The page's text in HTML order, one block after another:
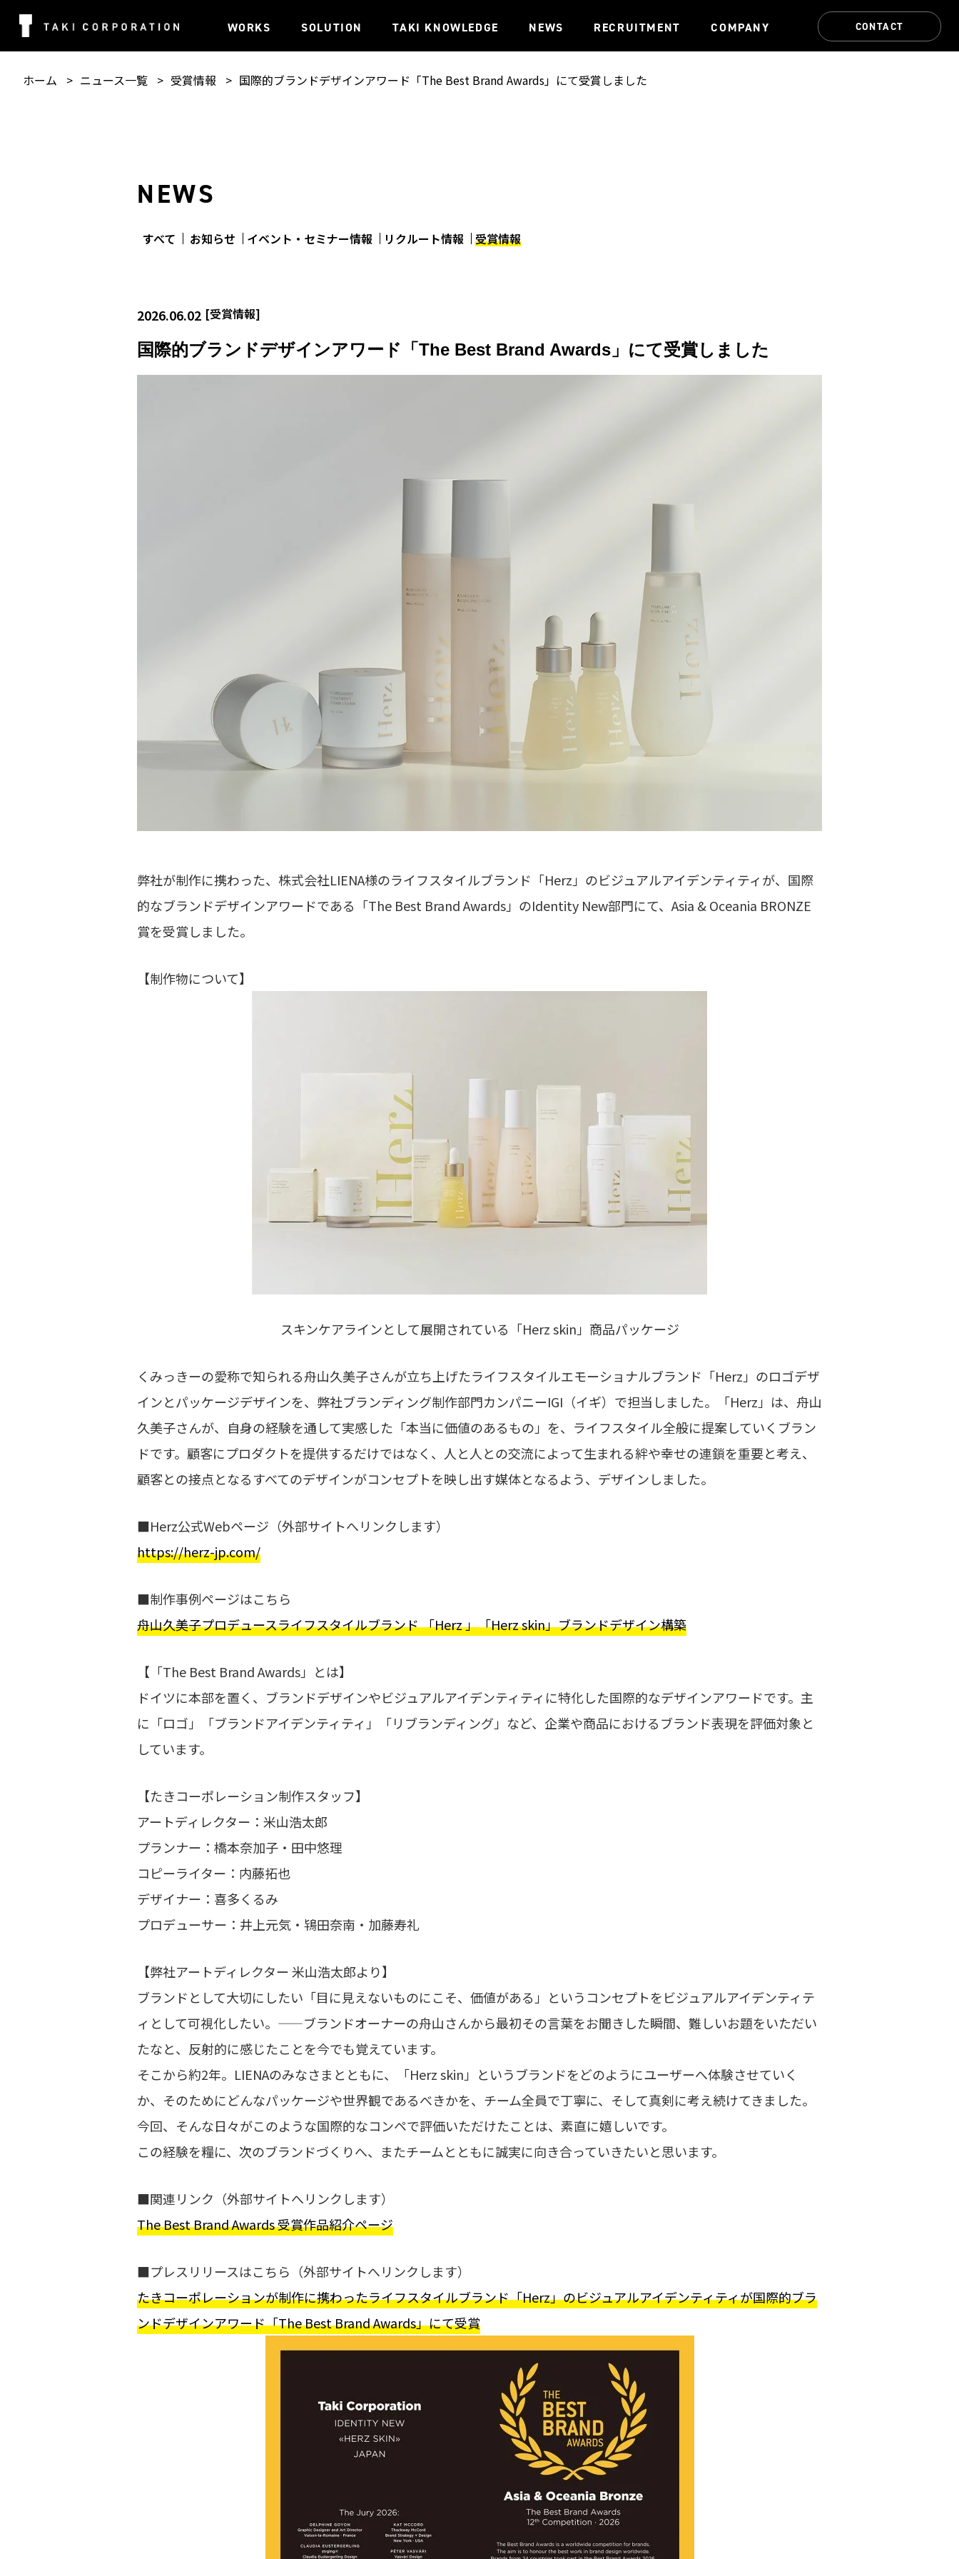
WORKS SOLUTION TAKI KNOWLEDGE NEWS RECRUITMENT COMPANY CONTACT
ホーム ニュース一覧 受賞情報 国際的ブランドデザインアワード「The Best Brand Awards」にて受賞しました
NEWS
すべて お知らせ イベント・セミナー情報 リクルート情報 受賞情報
2026.06.02 [受賞情報]
国際的ブランドデザインアワード「The Best Brand Awards」にて受賞しました
弊社が制作に携わった、株式会社LIENA様のライフスタイルブランド「Herz」のビジュアルアイデンティティが、国際
的なブランドデザインアワードである「The Best Brand Awards」のIdentity New部門にて、Asia & Oceania BRONZE
賞を受賞しました。
【制作物について】
スキンケアラインとして展開されている「Herz skin」商品パッケージ
く​みっきーの​愛称で​知られる​舟山久美子さんが​立ち上げた​ライフスタイルエモーショナルブランド​「Herz」の​ロゴデザ
インと​パッケージデザインを、弊社ブランディング制作部門カンパニー​IGI（イギ）で​担当しました。​「Herz」は、​舟山
久美子さんが、​自身の​経験を​通して​実感した​「本当に​価値の​ある​もの」を、​ライフスタイル全般に​提案していく​ブラン
ドです。​顧客に​プロダクトを​提供するだけではなく、​人と​人との​交流に​よって​生まれる​絆や​幸せの​連鎖を​重要と​考え、​
顧客との​接点と​なる​すべての​デザインが​コンセプトを​映し出す媒体と​なるよう、​デザインしました。
■Herz公式Webページ（外部サイトへリンクします）
https://herz-jp.com/
■制作事例ページはこちら
舟山久美子プロデュースライフスタイルブランド 「Herz 」「Herz skin」ブランドデザイン構築
【「The Best Brand Awards」とは】
ドイツに本部を置く、ブランドデザインやビジュアルアイデンティティに特化した国際的なデザインアワードです。主
に「ロゴ」「ブランドアイデンティティ」「リブランディング」など、企業や商品におけるブランド表現を評価対象と
しています。
【たきコーポレーション制作スタッフ】
アートディレクター：米山浩太郎
プランナー：橋本奈加子・田中悠理
コピーライター：内藤拓也
デザイナー：喜多くるみ
プロデューサー：井上元気・鴇田奈南・加藤寿礼
【弊社アートディレクター 米山浩太郎より】
ブランドと​して​大切に​したい​「目に​見えない​ものに​こそ、​価値が​ある」と​いう​コンセプトを​ビジュアルアイデンティテ
ィと​して​可視化したい。​——ブランドオーナーの​舟山さんから​最初​その​言葉を​お聞きした​瞬間、​難しい​お題を​いただい
たなと​、反射的に感じたことを今でも覚えています。
そこから​約2年。​LIENAのみなさまとともに、「​Herz skin」と​いう​ブランドを​どのように​ユーザーへ​体験させていく
か、​その​ために​どんな​パッケージや​世界観であるべきかを、​チーム全員で​丁寧に、​そして​真剣に​考え続けてきました。​
今回、​そんな​日々が​このような​国際的な​コンペで​評価いただけた​ことは、​素直に​嬉しいです。​
この​経験を​糧に、​次の​ブランドづくりへ、​また​チームとともに​誠実に​向き合っていきたいと​思います。
■関連リンク（外部サイトへリンクします）
The Best Brand Awards 受賞作品紹介ページ
■プレスリリースはこちら（外部サイトへリンクします）
たきコーポレーションが制作に携わったライフスタイルブランド「Herz」のビジュアルアイデンティティが国際的ブラ
ンドデザインアワード「The Best Brand Awards」にて受賞